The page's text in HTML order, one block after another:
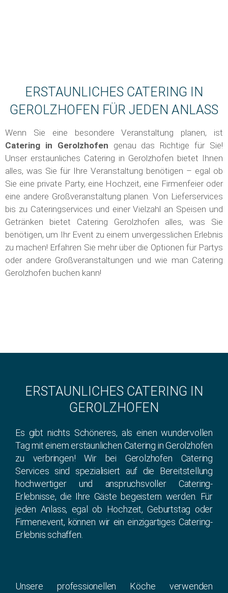
ERSTAUNLICHES CATERING IN
GEROLZHOFEN FÜR JEDEN ANLASS
Wenn Sie eine besondere Veranstaltung planen, ist
Catering in Gerolzhofen genau das Richtige für Sie!
Unser erstaunliches Catering in Gerolzhofen bietet Ihnen
alles, was Sie für Ihre Veranstaltung benötigen – egal ob
Sie eine private Party, eine Hochzeit, eine Firmenfeier oder
eine andere Großveranstaltung planen. Von Lieferservices
bis zu Cateringservices und einer Vielzahl an Speisen und
Getränken bietet Catering Gerolzhofen alles, was Sie
benötigen, um Ihr Event zu einem unvergesslichen Erlebnis
zu machen! Erfahren Sie mehr über die Optionen für Partys
oder andere Großveranstaltungen und wie man Catering
Gerolzhofen buchen kann!
ERSTAUNLICHES CATERING IN
GEROLZHOFEN
Es gibt nichts Schöneres, als einen wundervollen
Tag mit einem erstaunlichen Catering in Gerolzhofen
zu verbringen! Wir bei Gerolzhofen Catering
Services sind spezialisiert auf die Bereitstellung
hochwertiger und anspruchsvoller Catering-
Erlebnisse, die Ihre Gäste begeistern werden. Für
jeden Anlass, egal ob Hochzeit, Geburtstag oder
Firmenevent, können wir ein einzigartiges Catering-
Erlebnis schaffen.
Unsere professionellen Köche verwenden